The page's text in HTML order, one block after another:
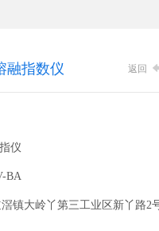
融指数仪 返回
仪
BA
镇大岭丫第三工业区新丫路2